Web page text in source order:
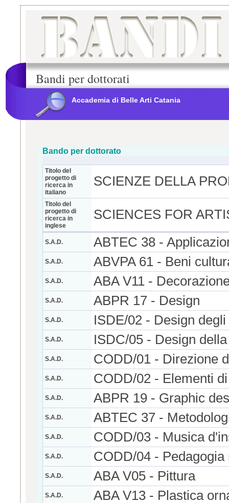
Bandi per dottorati
Accademia di Belle Arti Catania
Bando per dottorato
Titolo del
progetto di
ricerca in
italiano
SCIENZE DELLA
Titolo del
progetto di
ricerca in
inglese
SCIENCES FOR
S.A.D. ABTEC 38 -
S.A.D. ABVPA 61 - Beni
S.A.D. ABA V11 -
S.A.D. ABPR 17 - Design
S.A.D. ISDE/02 - Design
S.A.D. ISDC/05 - Design
S.A.D. CODD/01 - Direzione
S.A.D. CODD/02 - Elementi
S.A.D. ABPR 19 - Graphic
S.A.D. ABTEC 37 -
S.A.D. CODD/03 - Musica
S.A.D. CODD/04 -
S.A.D. ABA V05 - Pittura
S.A.D. ABA V13 - Plastica